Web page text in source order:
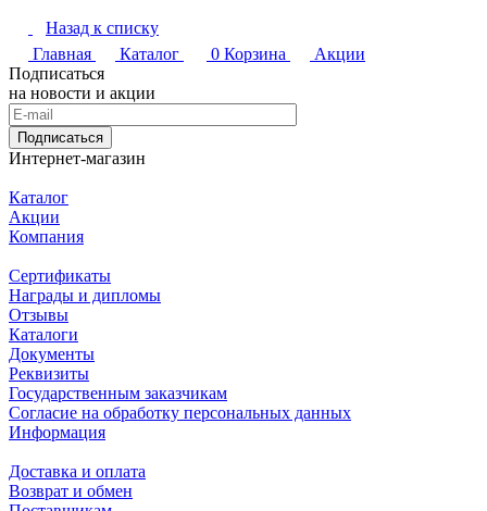
Назад к списку
Главная
Каталог 0 Корзина
Акции
Подписаться
на новости и акции
Подписаться
Интернет-магазин
Каталог
Акции
Компания
Сертификаты
Награды и дипломы
Отзывы
Каталоги
Документы
Реквизиты
Государственным заказчикам
Согласие на обработку персональных данных
Информация
Доставка и оплата
Возврат и обмен